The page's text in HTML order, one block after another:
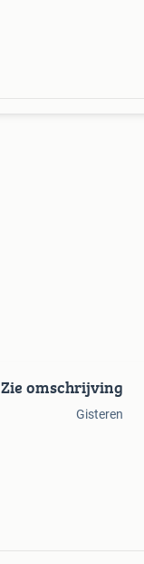
Zie omschrijving
Gisteren